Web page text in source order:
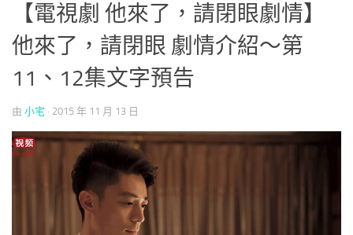
【電視劇 他來了，請閉眼劇情】
他來了，請閉眼 劇情介紹～第
11、12集文字預告
由 小宅 · 2015 年 11 月 13 日